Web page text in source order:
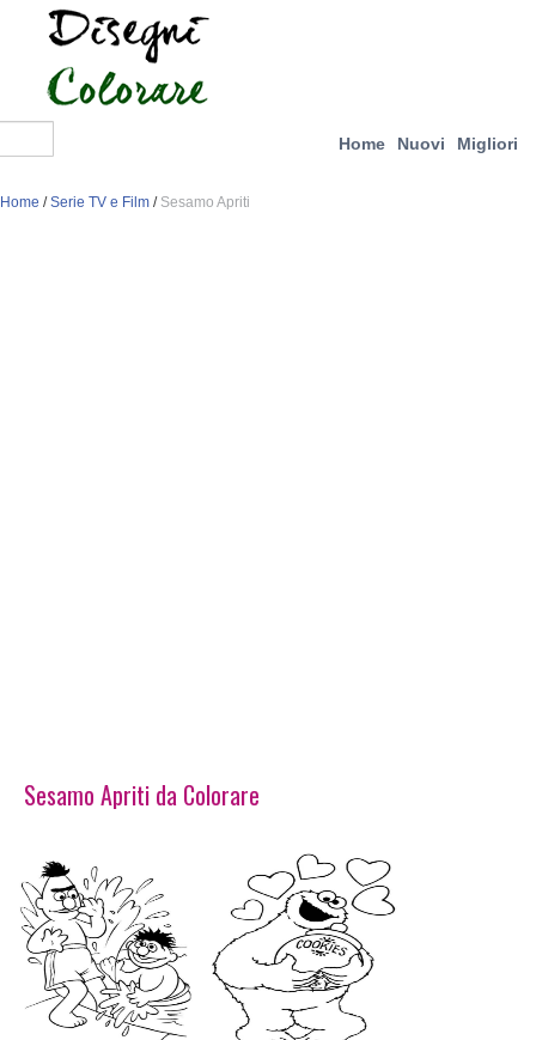
Home Nuovi Migliori
Home /Serie TV e Film / Sesamo Apriti
Sesamo Apriti da Colorare